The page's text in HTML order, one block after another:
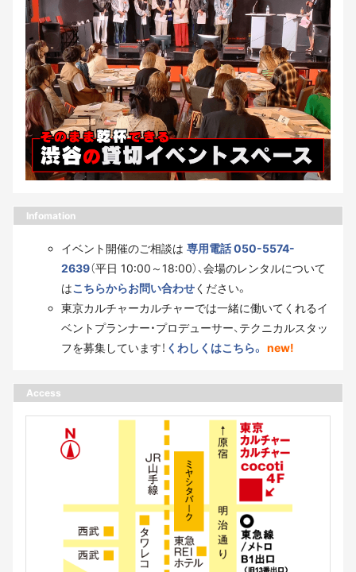
Infomation
イベント開催のご相談は 専用電話 050-5574-
2639（平日 10:00～18:00）、会場のレンタルについて
はこちらからお問い合わせください。
東京カルチャーカルチャーでは一緒に働いてくれるイ
ベントプランナー・プロデューサー、テクニカルスタッ
フを募集しています！ くわしくはこちら。 new!
Access